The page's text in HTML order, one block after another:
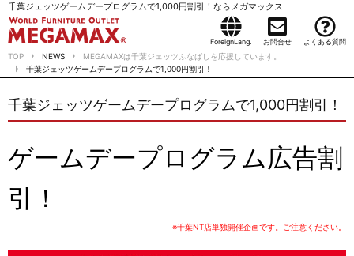
千葉ジェッツゲームデープログラムで1,000円割引！ならメガマックス
ForeignLang. お問合せ よくある質問
TOP NEWS
MEGAMAXは千葉ジェッツふなばしを応援しています。
千葉ジェッツゲームデープログラムで1,000円割引！
千葉ジェッツゲームデープログラムで1,000円割引！
ゲームデープログラム広告割
引！
※千葉NT店単独開催企画です。ご注意ください。